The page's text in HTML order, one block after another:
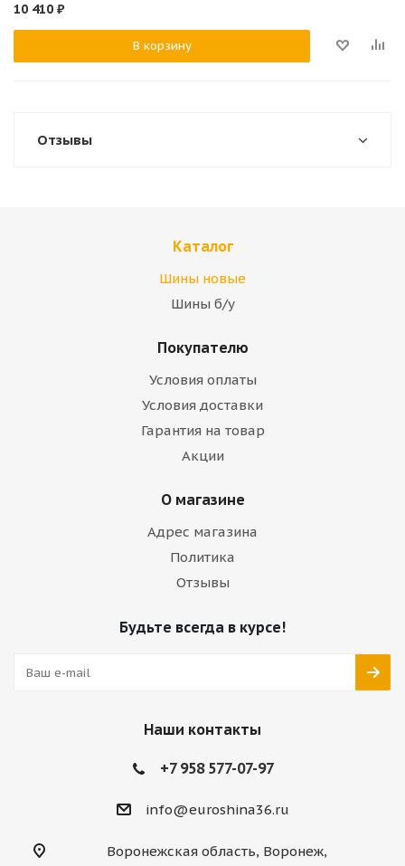
10 410 ₽
В корзину
Отзывы
Каталог
Шины новые
Шины б/у
Покупателю
Условия оплаты
Условия доставки
Гарантия на товар
Акции
О магазине
Адрес магазина
Политика
Отзывы
Будьте всегда в курсе!
Наши контакты
+7 958 577-07-97
info@euroshina36.ru
Воронежская область, Воронеж,